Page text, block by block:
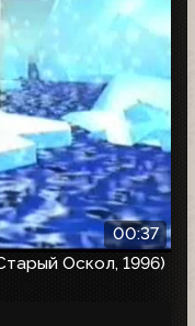
00:37
Оскол, 1996)